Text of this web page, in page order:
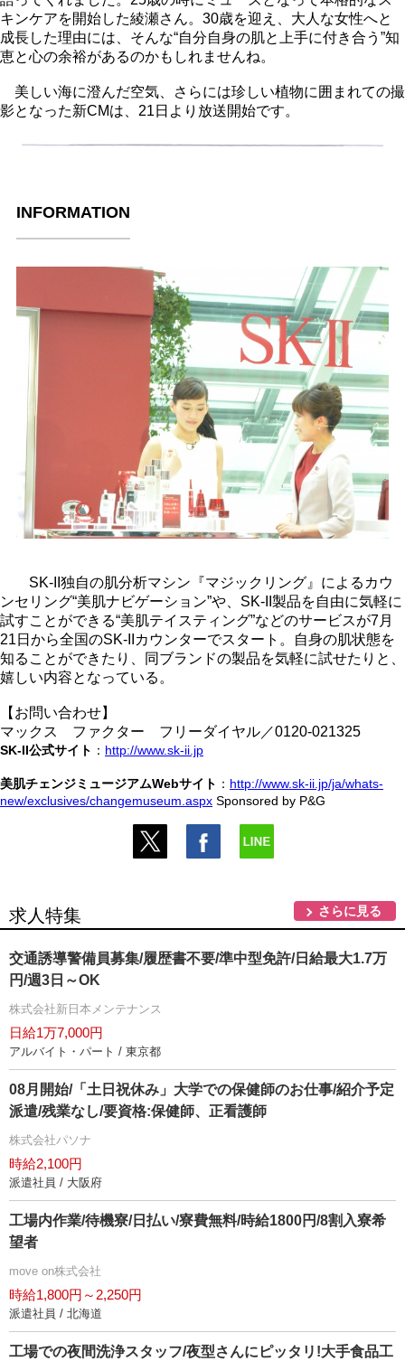
キンケアを開始した綾瀬さん。30歳を迎え、大人な女性へと
成長した理由には、そんな“自分自身の肌と上手に付き合う”知
恵と心の余裕があるのかもしれませんね。
美しい海に澄んだ空気、さらには珍しい植物に囲まれての撮
影となった新CMは、21日より放送開始です。
INFORMATION
SK-II独自の肌分析マシン『マジックリング』によるカウ
ンセリング“美肌ナビゲーション”や、SK-II製品を自由に気軽に
試すことができる“美肌テイスティング”などのサービスが7月
21日から全国のSK-IIカウンターでスタート。自身の肌状態を
知ることができたり、同ブランドの製品を気軽に試せたりと、
嬉しい内容となっている。
【お問い合わせ】
マックス ファクター フリーダイヤル／0120-021325
SK-II公式サイト ： http://www.sk-ii.jp
美肌チェンジミュージアムWebサイト ： http://www.sk-ii.jp/ja/whats-
new/exclusives/changemuseum.aspx Sponsored by P&G
求人特集 さらに見る
交通誘導警備員募集/履歴書不要/準中型免許/日給最大1.7万
円/週3日～OK
株式会社新日本メンテナンス
日給1万7,000円
アルバイト・パート / 東京都
08月開始/「土日祝休み」大学での保健師のお仕事/紹介予定
派遣/残業なし/要資格:保健師、正看護師
株式会社パソナ
時給2,100円
派遣社員 / 大阪府
工場内作業/待機寮/日払い/寮費無料/時給1800円/8割入寮希
望者
move on株式会社
時給1,800円～2,250円
派遣社員 / 北海道
工場での夜間洗浄スタッフ/夜型さんにピッタリ!大手食品工